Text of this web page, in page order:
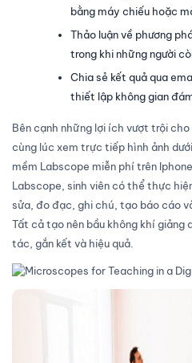
bằng máy chiếu hoặc
Thảo luận về phương
trong khi những người
Chia sẻ kết quả qua
thiết lập không gian
Bên cạnh những lợi ích vượt trội
cùng lúc xem trực tiếp hình ảnh
mềm Labscope miễn phí trên
Labscope, sinh viên có thể thực
sửa, đo đạc, ghi chú, tạo báo cáo
Tất cả tạo nên bầu không khí
tác, gắn kết và hiệu quả.